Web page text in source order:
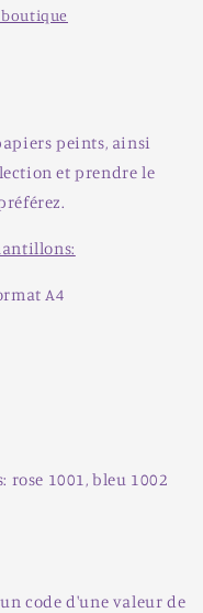
peints, ainsi
et prendre le
A4
rose 1001, bleu 1002
code d'une valeur de